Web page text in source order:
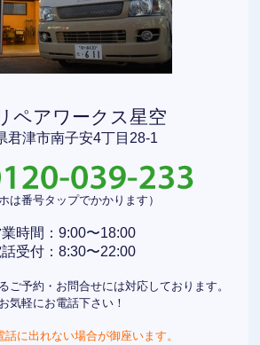
ペアワークス星空
君津市南子安4丁目28-1
は番号タップでかかります）
時間：9:00〜18:00
話受付：8:30〜22:00
ご予約・お問合せには対応しております。
お気軽にお電話下さい！
に出れない場合が御座います。